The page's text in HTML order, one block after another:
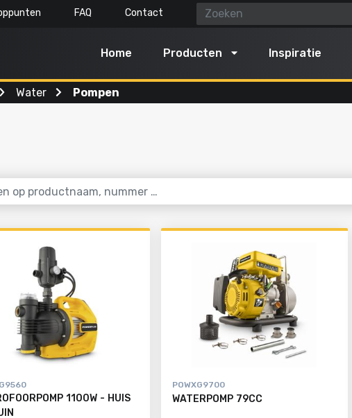
FAQ Contact
Home Producten Inspiratie
tuingereedschap Alles in deze categorie
Water Pompen
1100W - HUIS
POWXG9700
WATERPOMP 79CC